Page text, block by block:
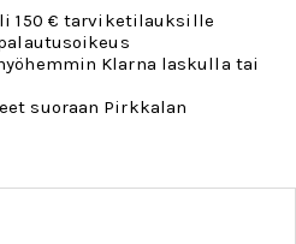
150 € tarviketilauksille
Klarna laskulla tai
suoraan Pirkkalan